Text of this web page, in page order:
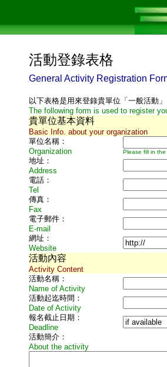
活動登錄表格
General Activity Registration
以下表格是用來登錄貴單位「一般活動」
The following form is used to register
貴單位基本資料
Basic Info. about your organization
單位名稱：
Organization
Please fill in
地址：
Address
電話：
Tel
傳真：
Fax
電子郵件：
E-mail
網址：
Website
活動內容
Activity Content
活動名稱：
Name of Activity
活動起迄時間：
Date of Activity
報名截止日期：
Deadline
活動簡介：
About the activity